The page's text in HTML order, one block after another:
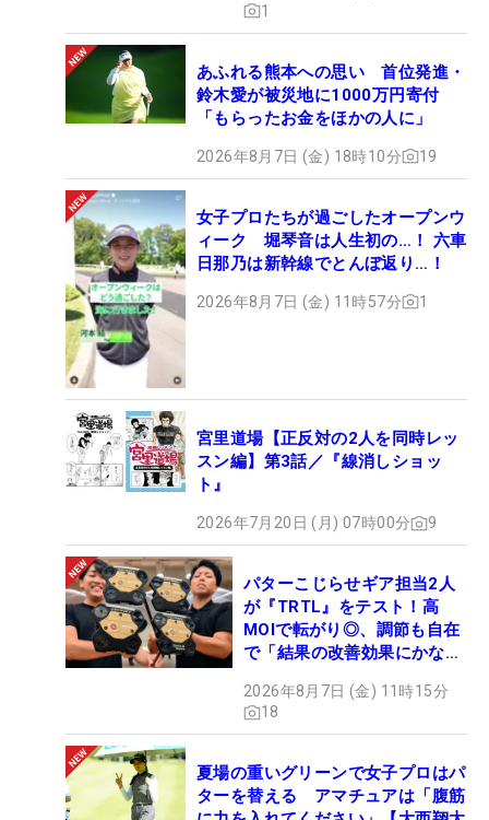
1
あふれる熊本への思い 首位発進・
鈴木愛が被災地に1000万円寄付
「もらったお金をほかの人に」
2026年8月7日 (金) 18時10分 19
女子プロたちが過ごしたオープンウ
ィーク 堀琴音は人生初の…！ 六車
日那乃は新幹線でとんぼ返り…！
2026年8月7日 (金) 11時57分 1
宮里道場【正反対の2人を同時レッ
スン編】第3話／『線消しショッ
ト』
2026年7月20日 (月) 07時00分 9
パターこじらせギア担当2人
が『TRTL』をテスト！高
MOIで転がり◎、調節も自在
で「結果の改善効果にかなり
2026年8月7日 (金) 11時15分
18
夏場の重いグリーンで女子プロはパ
ターを替える アマチュアは「腹筋